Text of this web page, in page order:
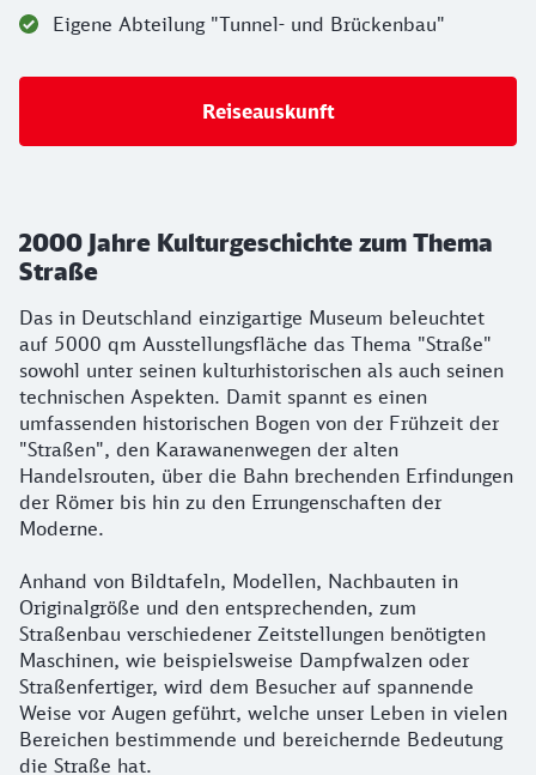
Eigene Abteilung "Tunnel- und Brückenbau"
Reiseauskunft
2000 Jahre Kulturgeschichte zum Thema
Straße
Das in Deutschland einzigartige Museum beleuchtet
auf 5000 qm Ausstellungsfläche das Thema "Straße"
sowohl unter seinen kulturhistorischen als auch seinen
technischen Aspekten. Damit spannt es einen
umfassenden historischen Bogen von der Frühzeit der
"Straßen", den Karawanenwegen der alten
Handelsrouten, über die Bahn brechenden Erfindungen
der Römer bis hin zu den Errungenschaften der
Moderne.
Anhand von Bildtafeln, Modellen, Nachbauten in
Originalgröße und den entsprechenden, zum
Straßenbau verschiedener Zeitstellungen benötigten
Maschinen, wie beispielsweise Dampfwalzen oder
Straßenfertiger, wird dem Besucher auf spannende
Weise vor Augen geführt, welche unser Leben in vielen
Bereichen bestimmende und bereichernde Bedeutung
die Straße hat.